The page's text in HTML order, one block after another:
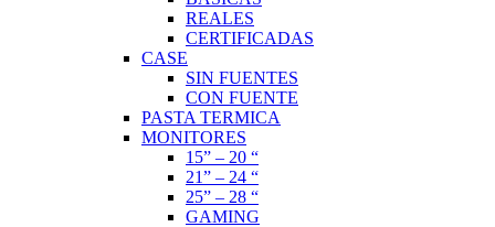
REALES
CERTIFICADAS
CASE
SIN FUENTES
CON FUENTE
PASTA TERMICA
MONITORES
15” – 20 “
21” – 24 “
25” – 28 “
GAMING